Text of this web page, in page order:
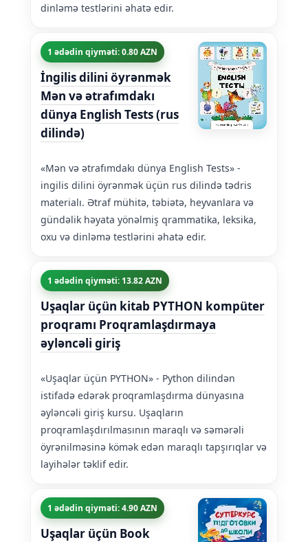
dinləmə testlərini əhatə edir.
1 ədədin qiyməti: 0.80 AZN
İngilis dilini öyrənmək
Mən və ətrafımdakı
dünya English Tests (rus
dilində)
«Mən və ətrafımdakı dünya English Tests» -
ingilis dilini öyrənmək üçün rus dilində tədris
materialı. Ətraf mühitə, təbiətə, heyvanlara və
gündəlik həyata yönəlmiş qrammatika, leksika,
oxu və dinləmə testlərini əhatə edir.
1 ədədin qiyməti: 13.82 AZN
Uşaqlar üçün kitab PYTHON kompüter
proqramı Proqramlaşdırmaya
əyləncəli giriş
«Uşaqlar üçün PYTHON» - Python dilindən
istifadə edərək proqramlaşdırma dünyasına
əyləncəli giriş kursu. Uşaqların
proqramlaşdırılmasının maraqlı və səmərəli
öyrənilməsinə kömək edən maraqlı tapşırıqlar və
layihələr təklif edir.
1 ədədin qiyməti: 4.90 AZN
Uşaqlar üçün Book